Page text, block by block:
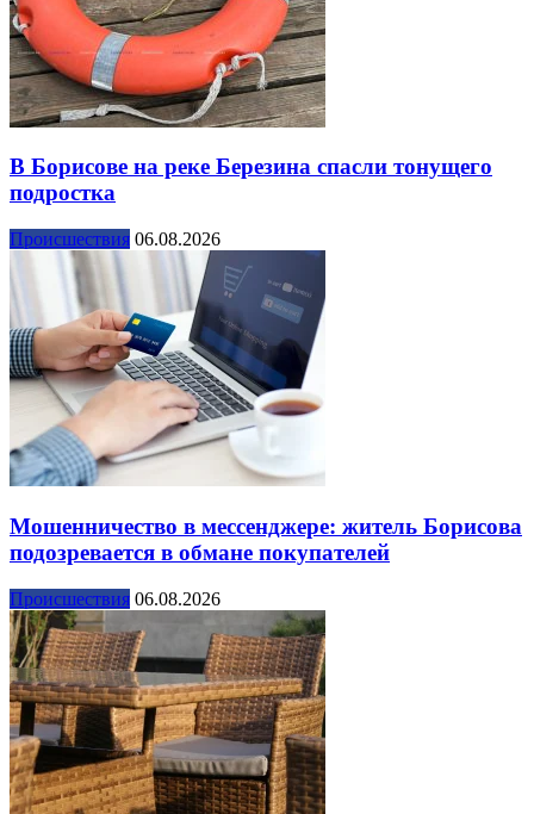
В Борисове на реке Березина спасли тонущего
подростка
Происшествия 06.08.2026
Мошенничество в мессенджере: житель Борисова
подозревается в обмане покупателей
Происшествия 06.08.2026